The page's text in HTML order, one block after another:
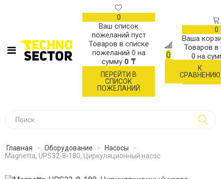
0
Ваш список
пожеланий пуст
Товаров в списке
пожеланий 0 на
сумму 0 ₸
ПЕРЕЙТИ В
СПИСОК
ПОЖЕЛАНИЙ
0
К
СРАВНЕНИЮ
0
Ваша
Товаров в
0 на
Главная > Оборудование > Насосы
>
Magnetta, UPS32-8-180, Циркуляционный насос